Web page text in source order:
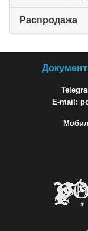
Распродажа
E-mail: